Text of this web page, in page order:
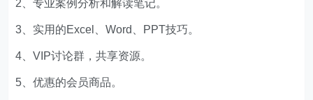
2、专业案例分析和解读笔记。
3、实用的Excel、Word、PPT技巧。
4、VIP讨论群，共享资源。
5、优惠的会员商品。